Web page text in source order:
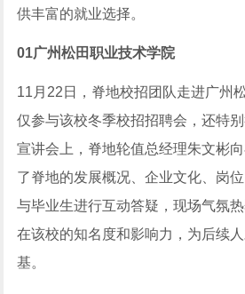
供丰富的就业选择。
01广州松田职业技术学院
11月22日，脊地校招团队走进广州
仅参与该校冬季校招招聘会，还特别
宣讲会上，脊地轮值总经理朱文彬
了脊地的发展概况、企业文化、岗
与毕业生进行互动答疑，现场气氛
在该校的知名度和影响力，为后续
基。